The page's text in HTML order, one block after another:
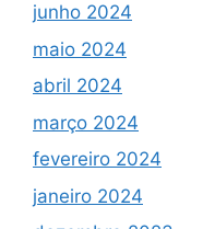
junho 2024
maio 2024
abril 2024
março 2024
fevereiro 2024
janeiro 2024